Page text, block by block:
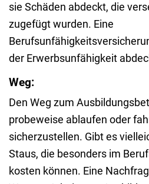
sie Schäden abdeckt, die
zugefügt wurden. Eine
der Erwerbsunfähigkeit
Weg:
Den Weg zum
probeweise ablaufen oder
sicherzustellen. Gibt es
Staus, die besonders im
kosten können. Eine